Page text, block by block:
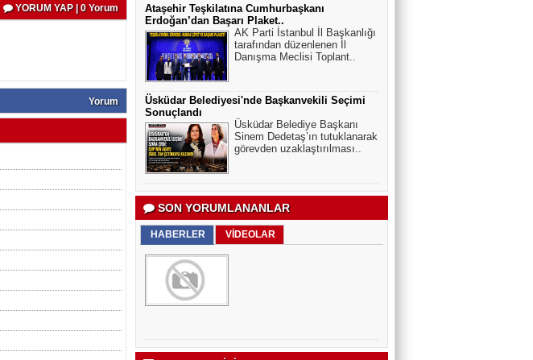
YORUM YAP | 0 Yorum
Yorum
Ataşehir Teşkilatına Cumhurbaşkanı
Erdoğan’dan Başarı Plaket..
AK Parti İstanbul İl Başkanlığı
tarafından düzenlenen İl
Danışma Meclisi Toplant..
Üsküdar Belediyesi'nde Başkanvekili Seçimi
Sonuçlandı
Üsküdar Belediye Başkanı
Sinem Dedetaş’ın tutuklanarak
görevden uzaklaştırılması..
SON YORUMLANANLAR
HABERLER VİDEOLAR